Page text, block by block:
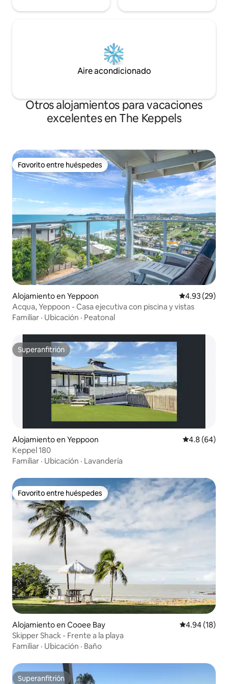
Aire acondicionado
Otros alojamientos para vacaciones
excelentes en The Keppels
Favorito entre huéspedes
Favorito entre huéspedes
Alojamiento en Yeppoon Calificación
4.93 (29)
Acqua, Yeppoon - Casa ejecutiva con piscina y vistas
Familiar · Ubicación · Peatonal
Superanfitrión
Superanfitrión
Alojamiento en Yeppoon Calificación
4.8 (64)
Keppel 180
Familiar · Ubicación · Lavandería
Favorito entre huéspedes
Favorito entre huéspedes
Alojamiento en Cooee Bay Calificación
4.94 (18)
Skipper Shack - Frente a la playa
Familiar · Ubicación · Baño
Superanfitrión